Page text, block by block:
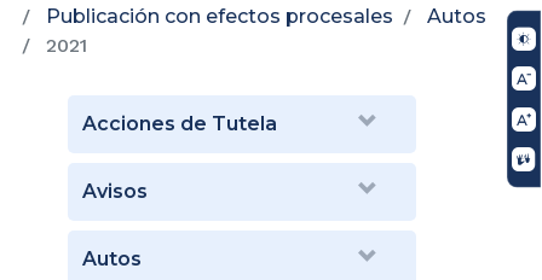
Publicación con efectos procesales
Autos
2021
Acciones de Tutela
Avisos
Autos